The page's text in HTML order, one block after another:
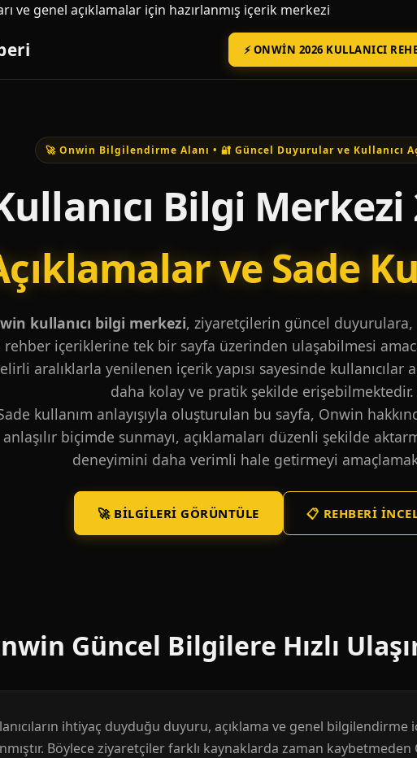
ve genel açıklamalar için hazırlanmış içerik merkezi
⚡ ONWIN 2026 KULLANICI
🚀 Onwin Bilgilendirme Alanı • 🔐 Güncel Duyurular ve Kullanıcı
Bilgi Merkezi
ve Sade
kullanıcı bilgi merkezi, ziyaretçilerin güncel duyurulara,
rehber içeriklerine tek bir sayfa üzerinden ulaşabilmesi
aralıklarla yenilenen içerik yapısı sayesinde kullanıcılar
daha kolay ve pratik şekilde erişebilmektedir.
kullanım anlayışıyla oluşturulan bu sayfa, Onwin
anlaşılır biçimde sunmayı, açıklamaları düzenli şekilde
deneyimini daha verimli hale getirmeyi
🚀 BILGILERI GÖRÜNTÜLE 📋 REHBERI
Güncel Bilgilere Hızlı
ihtiyaç duyduğu duyuru, açıklama ve genel
Böylece ziyaretçiler farklı kaynaklarda zaman